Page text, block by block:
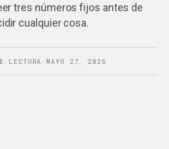
tres números fijos antes de
cualquier cosa.
LECTURA · MAYO 27, 2026